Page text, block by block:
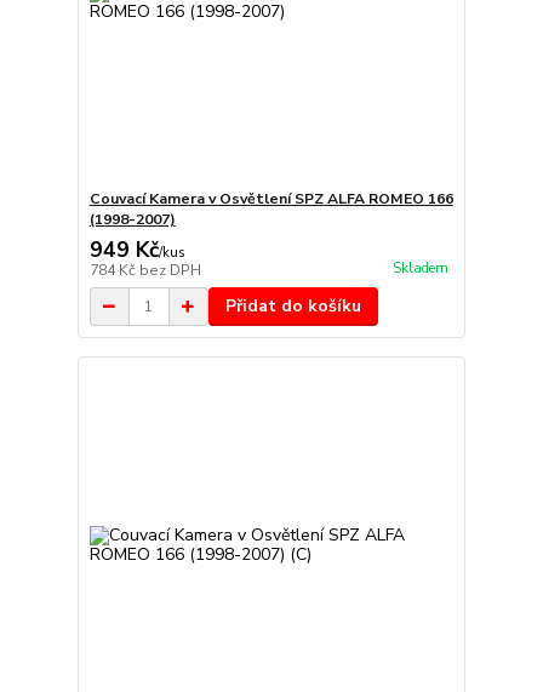
Couvací Kamera v Osvětlení SPZ ALFA ROMEO 166
(1998-2007)
949 Kč/kus
784 Kč bez DPH Skladem
Přidat do košíku